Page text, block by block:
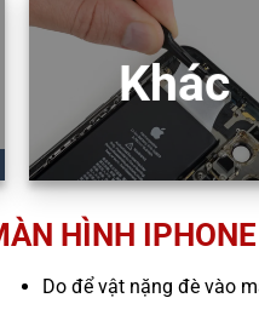
Khác
HÌNH
Do để vật nặng đè vào